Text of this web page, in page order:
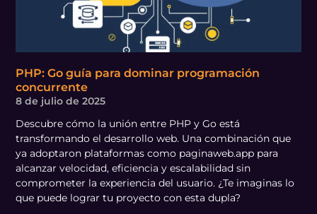
PHP: Go guía para dominar programación
concurrente
8 de julio de 2025
Descubre cómo la unión entre PHP y Go está
transformando el desarrollo web. Una combinación que
ya adoptaron plataformas como paginaweb.app para
alcanzar velocidad, eficiencia y escalabilidad sin
comprometer la experiencia del usuario. ¿Te imaginas lo
que puede lograr tu proyecto con esta dupla?